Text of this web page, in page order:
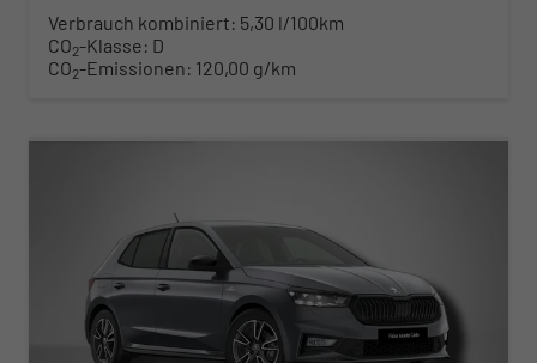
Verbrauch kombiniert: 5,30 l/100km
CO2-Klasse: D
CO2-Emissionen: 120,00 g/km